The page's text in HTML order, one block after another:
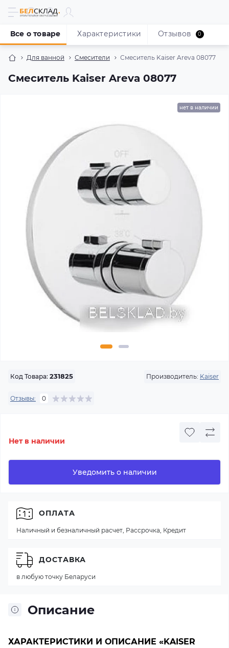
Для ванной Смесители Смеситель Kaiser Areva 08077
Смеситель Kaiser Areva 08077
Все о товаре Характеристики Отзывов 0
нет в наличии
Код Товара: 231825 Производитель: Kaiser
Отзывы: 0
Нет в наличии
Уведомить о наличии
Описание
ХАРАКТЕРИСТИКИ И ОПИСАНИЕ «KAISER
ОПЛАТА
Наличный и безналичный расчет, Рассрочка, Кредит
ДОСТАВКА
в любую точку Беларуси